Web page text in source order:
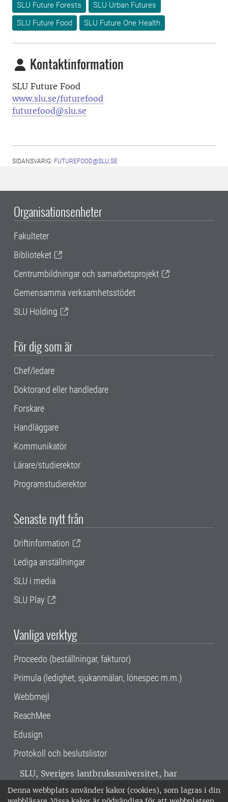
Denna webbplats använder kakor (cookies), som lagras i din
SLU Future Forests
SLU Urban Futures
SLU Future Food
SLU Future One Health
Kontaktinformation
SLU Future Food
www.slu.se/futurefood
futurefood@slu.se
SIDANSVARIG: FUTUREFOOD@SLU.SE
Organisationsenheter
Fakulteter
Biblioteket
Centrumbildningar och samarbetsprojekt
Gemensamma verksamhetsstödet
SLU Holding
För dig som är
Chef/ledare
Doktorand eller handledare
Forskare
Handläggare
Kommunikatör
Lärare/studierektor
Programstudierektor
Senaste nytt från
Driftinformation
Lediga anställningar
SLU i media
SLU Play
Vanliga verktyg
Proceedo (beställningar, fakturor)
Primula (ledighet, sjukanmälan, lönespec m.m.)
Webbmejl
ReachMee
Edusign
Protokoll och beslutslistor
SLU, Sveriges lantbruksuniversitet, har
verksamhet över hela Sverige. Huvudorter är
Alnarp, Uppsala och Umeå.SLU är